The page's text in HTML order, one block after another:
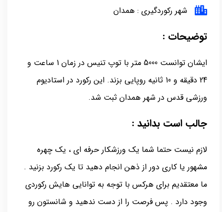
شهر رکوردگیری : همدان
توضیحات :
ایشان توانست 5000 متر با توپ تنیس در زمان 1 ساعت و
24 دقیقه و 10 ثانیه روپایی بزند. این رکورد در استادیوم
ورزشی قدس در شهر همدان ثبت شد.
جالب است بدانید :
لازم نیست حتما شما یک ورزشکار حرفه ای ، یک چهره
مشهور یا کاری دور از ذهن انجام دهید تا یک رکورد بزنید .
ما معتقدیم برای هرکس با توجه به توانایی هایش رکوردی
وجود دارد . پس فرصت را از دست ندهید و شانستون رو